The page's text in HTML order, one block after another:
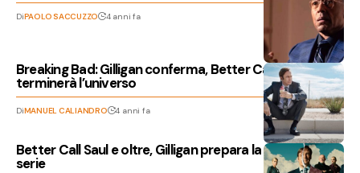
DiPAOLO SACCUZZO 4 anni fa
Breaking Bad: Gilligan conferma, Better Call Saul
terminerà l’universo
DiMANUEL CALIANDRO 4 anni fa
Better Call Saul e oltre, Gilligan prepara la prossima
serie